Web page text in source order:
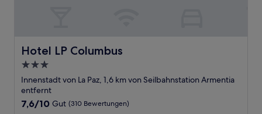
Hotel LP Columbus
Hotel LP Columbus
3.0-
Sterne-
Unterkunft
Innenstadt von La Paz, 1,6 km von Seilbahnstation Armentia
entfernt
7.6
7,6/10 Gut (310 Bewertungen)